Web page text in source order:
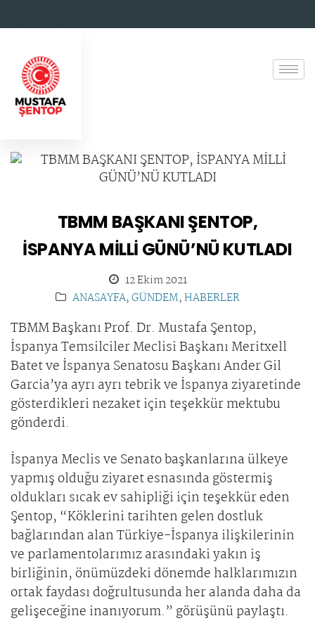
TBMM BAŞKANI ŞENTOP,
İSPANYA MİLLİ GÜNÜ’NÜ KUTLADI
12 Ekim 2021
ANASAYFA,GÜNDEM,HABERLER
TBMM Başkanı Prof. Dr. Mustafa Şentop,
İspanya Temsilciler Meclisi Başkanı Meritxell
Batet ve İspanya Senatosu Başkanı Ander Gil
Garcia’ya ayrı ayrı tebrik ve İspanya ziyaretinde
gösterdikleri nezaket için teşekkür mektubu
gönderdi.
İspanya Meclis ve Senato başkanlarına ülkeye
yapmış olduğu ziyaret esnasında göstermiş
oldukları sıcak ev sahipliği için teşekkür eden
Şentop, “Köklerini tarihten gelen dostluk
bağlarından alan Türkiye-İspanya ilişkilerinin
ve parlamentolarımız arasındaki yakın iş
birliğinin, önümüzdeki dönemde halklarımızın
ortak faydası doğrultusunda her alanda daha da
gelişeceğine inanıyorum.” görüşünü paylaştı.